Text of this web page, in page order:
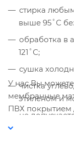
стирка
выше 95˚С
обработка в
121˚С;
сушка
чистка
этиленом и
не
У нас Вы
мембранные
ПВХ покрытием
улучшает
Политике
нажав